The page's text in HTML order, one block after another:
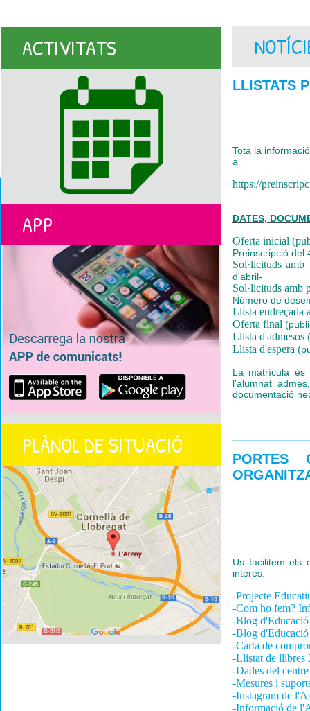
ACTIVITATS
APP
PLÀNOL DE SITUACIÓ
LLISTATS
Tota la
a
https://
DATES,
Oferta inicial
Preinscripció del
Sol·licituds
d'abril-
Sol·licituds amb
Número de
Llista endreçada
Oferta final
Llista d'admesos
Llista d'espera
La matrícula
l'alumnat
documentació
PORTES
Us facilitem els
interès:
-Projecte
-Com ho fem?
-Blog
-Blog
-Carta de
-Llistat de llibres
-Dades del
-Mesures i
-Instagram de
-Informació de